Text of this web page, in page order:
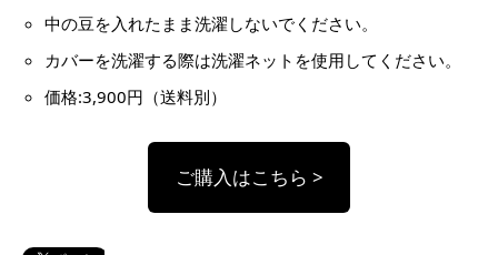
中の豆を入れたまま洗濯しないでください。
カバーを洗濯する際は洗濯ネットを使用してください。
価格:3,900円（送料別）
ご購入はこちら >